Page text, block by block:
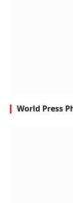
World Press